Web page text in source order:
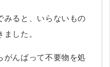
みると、いらないもの
した。
がんばって不要物を処